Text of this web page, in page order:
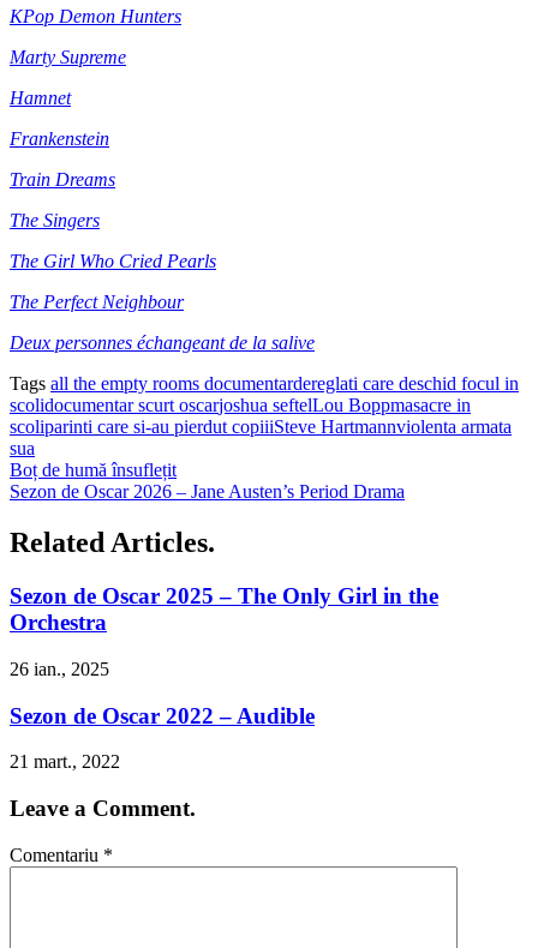
KPop Demon Hunters
Marty Supreme
Hamnet
Frankenstein
Train Dreams
The Singers
The Girl Who Cried Pearls
The Perfect Neighbour
Deux personnes échangeant de la salive
Tags all the empty rooms documentardereglati care deschid focul in
scolidocumentar scurt oscarjoshua seftelLou Boppmasacre in
scoliparinti care si-au pierdut copiiiSteve Hartmannviolenta armata
sua
Boț de humă însuflețit
Sezon de Oscar 2026 – Jane Austen’s Period Drama
Related Articles.
Sezon de Oscar 2025 – The Only Girl in the
Orchestra
26 ian., 2025
Sezon de Oscar 2022 – Audible
21 mart., 2022
Leave a Comment.
Comentariu *